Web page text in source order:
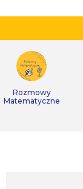
Rozmowy
Matematyczne